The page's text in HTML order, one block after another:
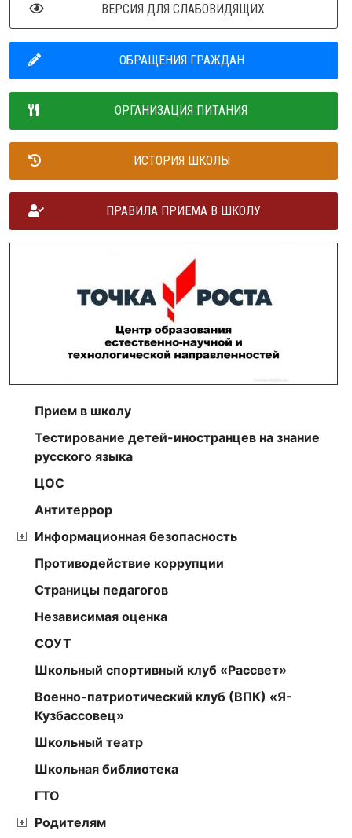
ВЕРСИЯ ДЛЯ СЛАБОВИДЯЩИХ
ОБРАЩЕНИЯ ГРАЖДАН
ОРГАНИЗАЦИЯ ПИТАНИЯ
ИСТОРИЯ ШКОЛЫ
ПРАВИЛА ПРИЕМА В ШКОЛУ
Прием в школу
Тестирование детей-иностранцев на знание
русского языка
ЦОС
Антитеррор
Информационная безопасность
Противодействие коррупции
Страницы педагогов
Независимая оценка
СОУТ
Школьный спортивный клуб «Рассвет»
Военно-патриотический клуб (ВПК) «Я-
Кузбассовец»
Школьный театр
Школьная библиотека
ГТО
Родителям